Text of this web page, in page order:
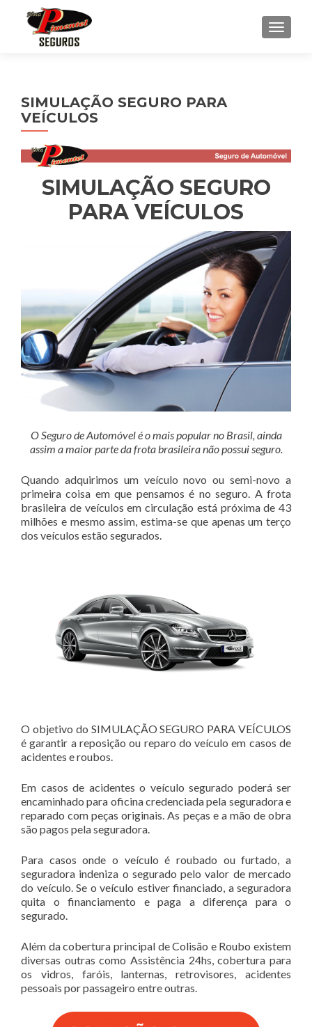
SIMULAÇÃO SEGURO PARA
VEÍCULOS
SIMULAÇÃO SEGURO
PARA VEÍCULOS
O Seguro de Automóvel é o mais popular no Brasil, ainda
assim a maior parte da frota brasileira não possui seguro.
Quando adquirimos um veículo novo ou semi-novo a
primeira coisa em que pensamos é no seguro. A frota
brasileira de veículos em circulação está próxima de 43
milhões e mesmo assim, estima-se que apenas um terço
dos veículos estão segurados.
O objetivo do SIMULAÇÃO SEGURO PARA VEÍCULOS
é garantir a reposição ou reparo do veículo em casos de
acidentes e roubos.
Em casos de acidentes o veículo segurado poderá ser
encaminhado para oficina credenciada pela seguradora e
reparado com peças originais. As peças e a mão de obra
são pagos pela seguradora.
Para casos onde o veículo é roubado ou furtado, a
seguradora indeniza o segurado pelo valor de mercado
do veículo. Se o veículo estiver financiado, a seguradora
quita o financiamento e paga a diferença para o
segurado.
Além da cobertura principal de Colisão e Roubo existem
diversas outras como Assistência 24hs, cobertura para
os vidros, faróis, lanternas, retrovisores, acidentes
pessoais por passageiro entre outras.